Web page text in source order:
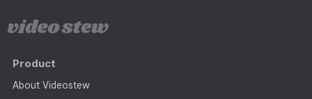
Product
About Videostew